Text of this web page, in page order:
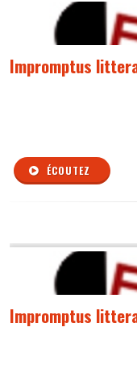
Impromptus
ÉCOUTEZ
Impromptus